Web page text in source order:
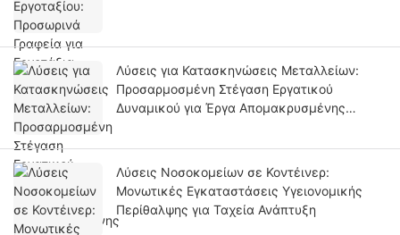
Λύσεις για Κατασκηνώσεις Μεταλλείων:
Προσαρμοσμένη Στέγαση Εργατικού
Δυναμικού για Έργα Απομακρυσμένης
Λύσεις Νοσοκομείων σε Κοντέινερ:
Μονωτικές Εγκαταστάσεις Υγειονομικής
Περίθαλψης για Ταχεία Ανάπτυξη